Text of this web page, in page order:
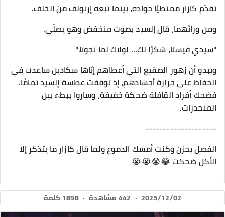
تقدّم كازار ممتطيًا جواده، بينما تبعه إرنولف من الخلف.
ومن ورائهما، قال إلسيد بصوت منخفض وهو يصلّي.
"سيدي فيستا، شكرًا لك… لولاك لما نجونا."
ويبدو أن زهور الصقيع التي أعطاهم إيّاها سكادين ساعدت في
الحفاظ على حرارة أجسادهم، إذ توقفت عطسة إلسيد تمامًا.
فضحك أفراد القافلة ضحكة خفيفة، وساروا ببطء بين
المنحدرات.
--------------------
الفصل يحزن وكنت أمسك الدموع ولما قال كازار ما يتذكر إلا
الأكل ضحكت 😂😭😭😭
2025/12/02
· 442 مشاهدة · 1898 كلمة